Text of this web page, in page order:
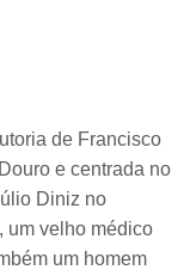
de Francisco
e centrada no
Diniz no
um velho médico
um homem